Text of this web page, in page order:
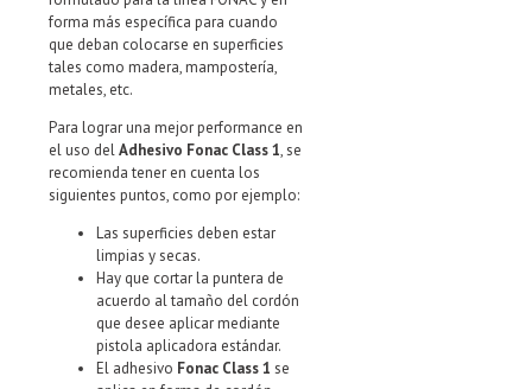
forma más específica para cuando
que deban colocarse en superficies
tales como madera, mampostería,
metales, etc.
Para lograr una mejor performance en
el uso delAdhesivo Fonac Class 1, se
recomienda tener en cuenta los
siguientes puntos, como por ejemplo:
Las superficies deben estar
limpias y secas.
Hay que cortar la puntera de
acuerdo al tamaño del cordón
que desee aplicar mediante
pistola aplicadora estándar.
El adhesivo Fonac Class 1 se